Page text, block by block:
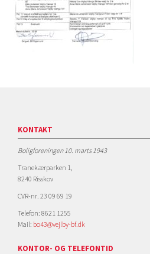
KONTAKT
Boligforeningen 10. marts 1943
Tranekærparken 1,
8240 Risskov
CVR-nr. 23 09 69 19
Telefon: 8621 1255
Mail: bo43@vejlby-bf.dk
KONTOR- OG TELEFONTID